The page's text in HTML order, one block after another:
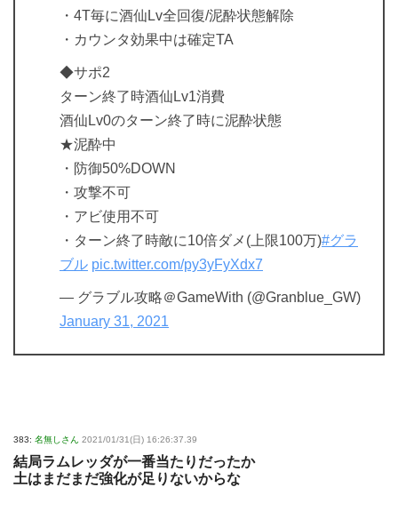
・4T毎に酒仙Lv全回復/泥酔状態解除
・カウンタ効果中は確定TA
◆サポ2
ターン終了時酒仙Lv1消費
酒仙Lv0のターン終了時に泥酔状態
★泥酔中
・防御50%DOWN
・攻撃不可
・アビ使用不可
・ターン終了時敵に10倍ダメ(上限100万)#グラ
ブル pic.twitter.com/py3yFyXdx7
— グラブル攻略＠GameWith (@Granblue_GW)
January 31, 2021
383: 名無しさん 2021/01/31(日) 16:26:37.39
結局ラムレッダが一番当たりだったか
土はまだまだ強化が足りないからな